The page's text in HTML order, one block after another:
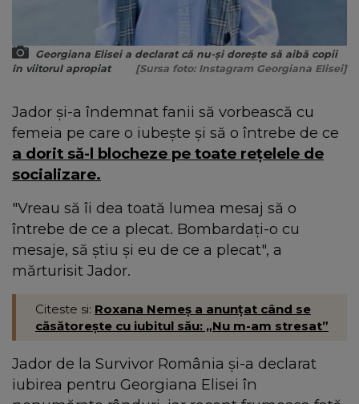
Georgiana Elisei a declarat că nu-și dorește să aibă copii
în viitorul apropiat
[Sursa foto: Instagram Georgiana Elisei]
Jador și-a îndemnat fanii să vorbească cu
femeia pe care o iubește și să o întrebe de ce
a dorit să-l blocheze pe toate rețelele de
socializare.
"Vreau să îi dea toată lumea mesaj să o
întrebe de ce a plecat. Bombardați-o cu
mesaje, să știu și eu de ce a plecat", a
mărturisit Jador.
Citeste si: Roxana Nemeș a anunțat când se
căsătorește cu iubitul său: „Nu m-am stresat”
Jador de la Survivor România și-a declarat
iubirea pentru Georgiana Elisei în